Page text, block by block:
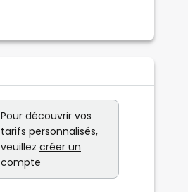
Pour découvrir vos
tarifs personnalisés,
veuillez créer un
compte